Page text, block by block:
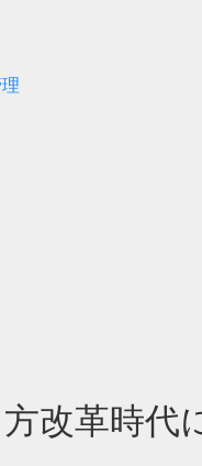
改革時代